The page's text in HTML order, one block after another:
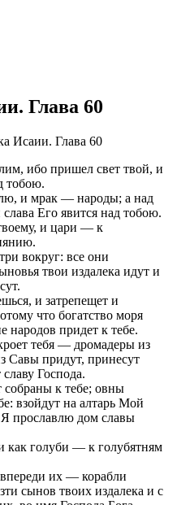
Глава 60
Исаии. Глава 60
ибо пришел свет твой, и
тобою.
и мрак — народы; а над
Его явится над тобою.
и цари — к
вокруг: все они
твои издалека идут и
и затрепещет и
что богатство моря
народов придет к тебе.
тебя — дромадеры из
Савы придут, принесут
Господа.
к тебе; овны
взойдут на алтарь Мой
прославлю дом славы
как голуби — к голубятням
их — корабли
сынов твоих издалека и с